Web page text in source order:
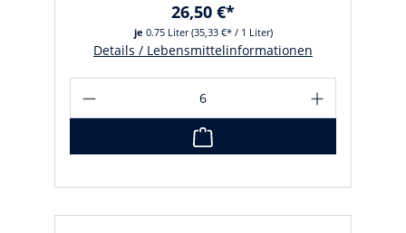
je 0.75 Liter(35,33 €* / 1 Liter)
26,50 €*
Details / Lebensmittelinformationen